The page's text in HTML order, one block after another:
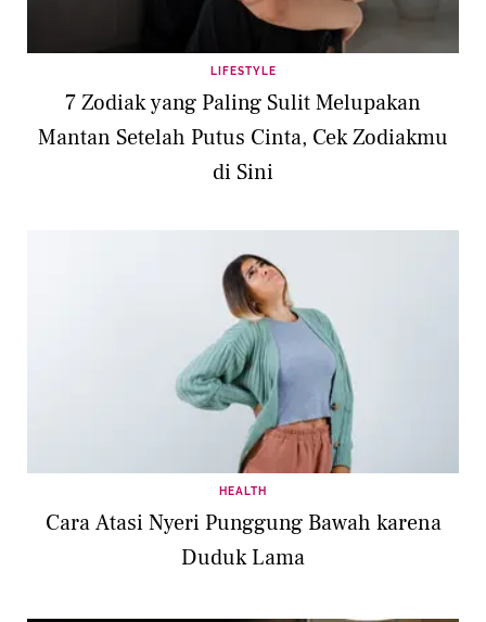
LIFESTYLE
7 Zodiak yang Paling Sulit Melupakan
Mantan Setelah Putus Cinta, Cek Zodiakmu
di Sini
HEALTH
Cara Atasi Nyeri Punggung Bawah karena
Duduk Lama